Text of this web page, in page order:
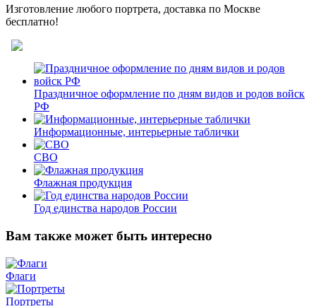
Изготовление любого портрета, доставка по Москве
бесплатно!
Праздничное оформление по дням видов и родов войск
РФ
Информационные, интерьерные таблички
СВО
Флажная продукция
Год единства народов России
Вам также может быть интересно
Флаги
Портреты